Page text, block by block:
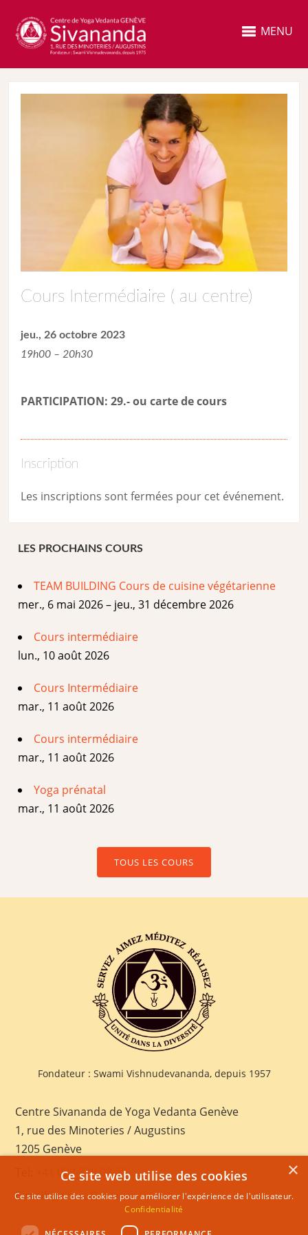
MENU
Cours Intermédiaire ( au centre)
jeu., 26 octobre 2023
19h00 – 20h30
PARTICIPATION: 29.- ou carte de cours
Inscription
Les inscriptions sont fermées pour cet événement.
LES PROCHAINS COURS
TEAM BUILDING Cours de cuisine végétarienne
mer., 6 mai 2026 – jeu., 31 décembre 2026
Cours intermédiaire
lun., 10 août 2026
Cours Intermédiaire
mar., 11 août 2026
Cours intermédiaire
mar., 11 août 2026
Yoga prénatal
mar., 11 août 2026
TOUS LES COURS
Fondateur : Swami Vishnudevananda, depuis 1957
Centre Sivananda de Yoga Vedanta Genève
1, rue des Minoteries / Augustins
1205 Genève
+41 022 328 03 28
E-mail:geneva@sivananda.net
×
Ce site web utilise des cookies
Ce site utilise des cookies pour améliorer l'expérience de l'utilisateur.
Confidentialité